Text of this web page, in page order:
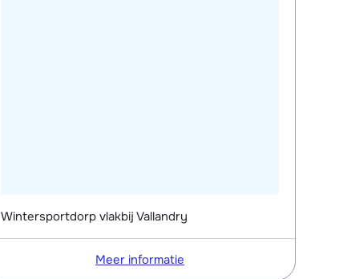
Wintersportdorp vlakbij Vallandry
Meer informatie